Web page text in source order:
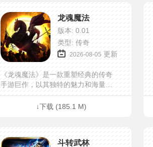
龙魂魔法
版本: 0.01
类型: 传奇
2026-08-05 更新
《龙魂魔法》是一款重塑经典的传奇
手游巨作，以其独特的魅力和海量福
利，引领着玩家们踏上一场前所未有
的冒险之旅。这款游戏不仅仅是对昔
《龙魂魔法》的广袤世界，你会发现
↓下载 (185.1 M)
斗转武林